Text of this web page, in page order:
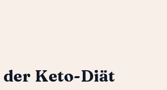
Keto-Diät